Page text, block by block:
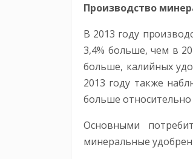
Производство
В 2013 году
3,4% больше, чем в
больше, калийных
2013 году также
больше относительно
Основными
минеральные